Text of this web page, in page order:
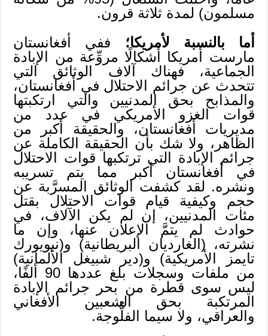
مسلمون) لمدة ثلاثة قرون.
أما بالنسبة لأمريكا؛ ففي أفغانستان
مارست أمريكا أشكالًا مروِّعة من الإبادة
الجماعية، فهناك آلاف الوثائق التي
تتحدث عن جرائم الاحتلال في أفغانستان،
والمذابح بحق المدنيين والتي ارتكبتها
قوات الغزو الأمريكي في عدد من
مديريات أفغانستان، والحقيقة أكبر من
الظاهر، ولا شك بأن الحقيقة الكاملة عن
جرائم الإبادة التي ترتكبها قوات الاحتلال
في أفغانستان أكبر مما يتم تسريبه
ونشره. لقد كشفت الوثائق المسرَّبة عن
حجم وكيفية قيام قوات الاحتلال بقتل
مئات المدنيين، إن لم يكن الآلاف، في
حوادث لم يتمَّ الإعلان عنها، وإن ما
نشرته، (الغارديان البريطانية) و(نيويورك
تايمز الأمريكية) و(دير شبيغل الألمانية)
من ملفات وسجلات بلغ عددها 90 ألفًا،
ليس سوى قطرة من بحر جرائم الإبادة
المرتكبة بحق الشعبين الأفغاني
والعراقي، ولا سيما الفلُّوجة.